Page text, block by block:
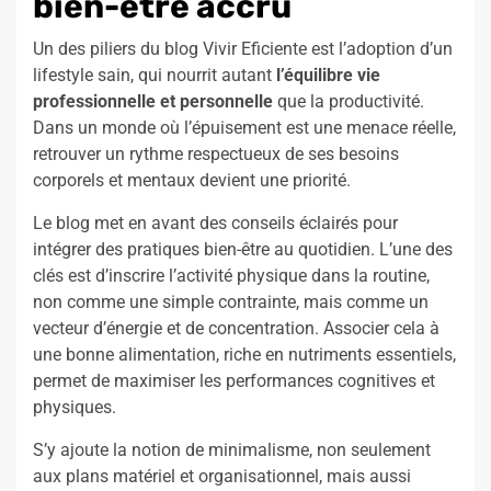
Un des piliers du blog Vivir Eficiente est l’adoption d’un
lifestyle sain, qui nourrit autant l’équilibre vie
professionnelle et personnelle que la productivité.
Dans un monde où l’épuisement est une menace réelle,
retrouver un rythme respectueux de ses besoins
corporels et mentaux devient une priorité.
Le blog met en avant des conseils éclairés pour
intégrer des pratiques bien-être au quotidien. L’une des
clés est d’inscrire l’activité physique dans la routine,
non comme une simple contrainte, mais comme un
vecteur d’énergie et de concentration. Associer cela à
une bonne alimentation, riche en nutriments essentiels,
permet de maximiser les performances cognitives et
physiques.
S’y ajoute la notion de minimalisme, non seulement
aux plans matériel et organisationnel, mais aussi